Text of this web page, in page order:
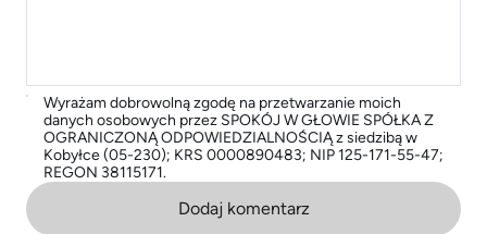
Wyrażam dobrowolną zgodę na przetwarzanie moich
danych osobowych przez SPOKÓJ W GŁOWIE SPÓŁKA Z
OGRANICZONĄ ODPOWIEDZIALNOŚCIĄ z siedzibą w
Kobyłce (05-230); KRS 0000890483; NIP 125-171-55-47;
REGON 38115171.
Dodaj komentarz